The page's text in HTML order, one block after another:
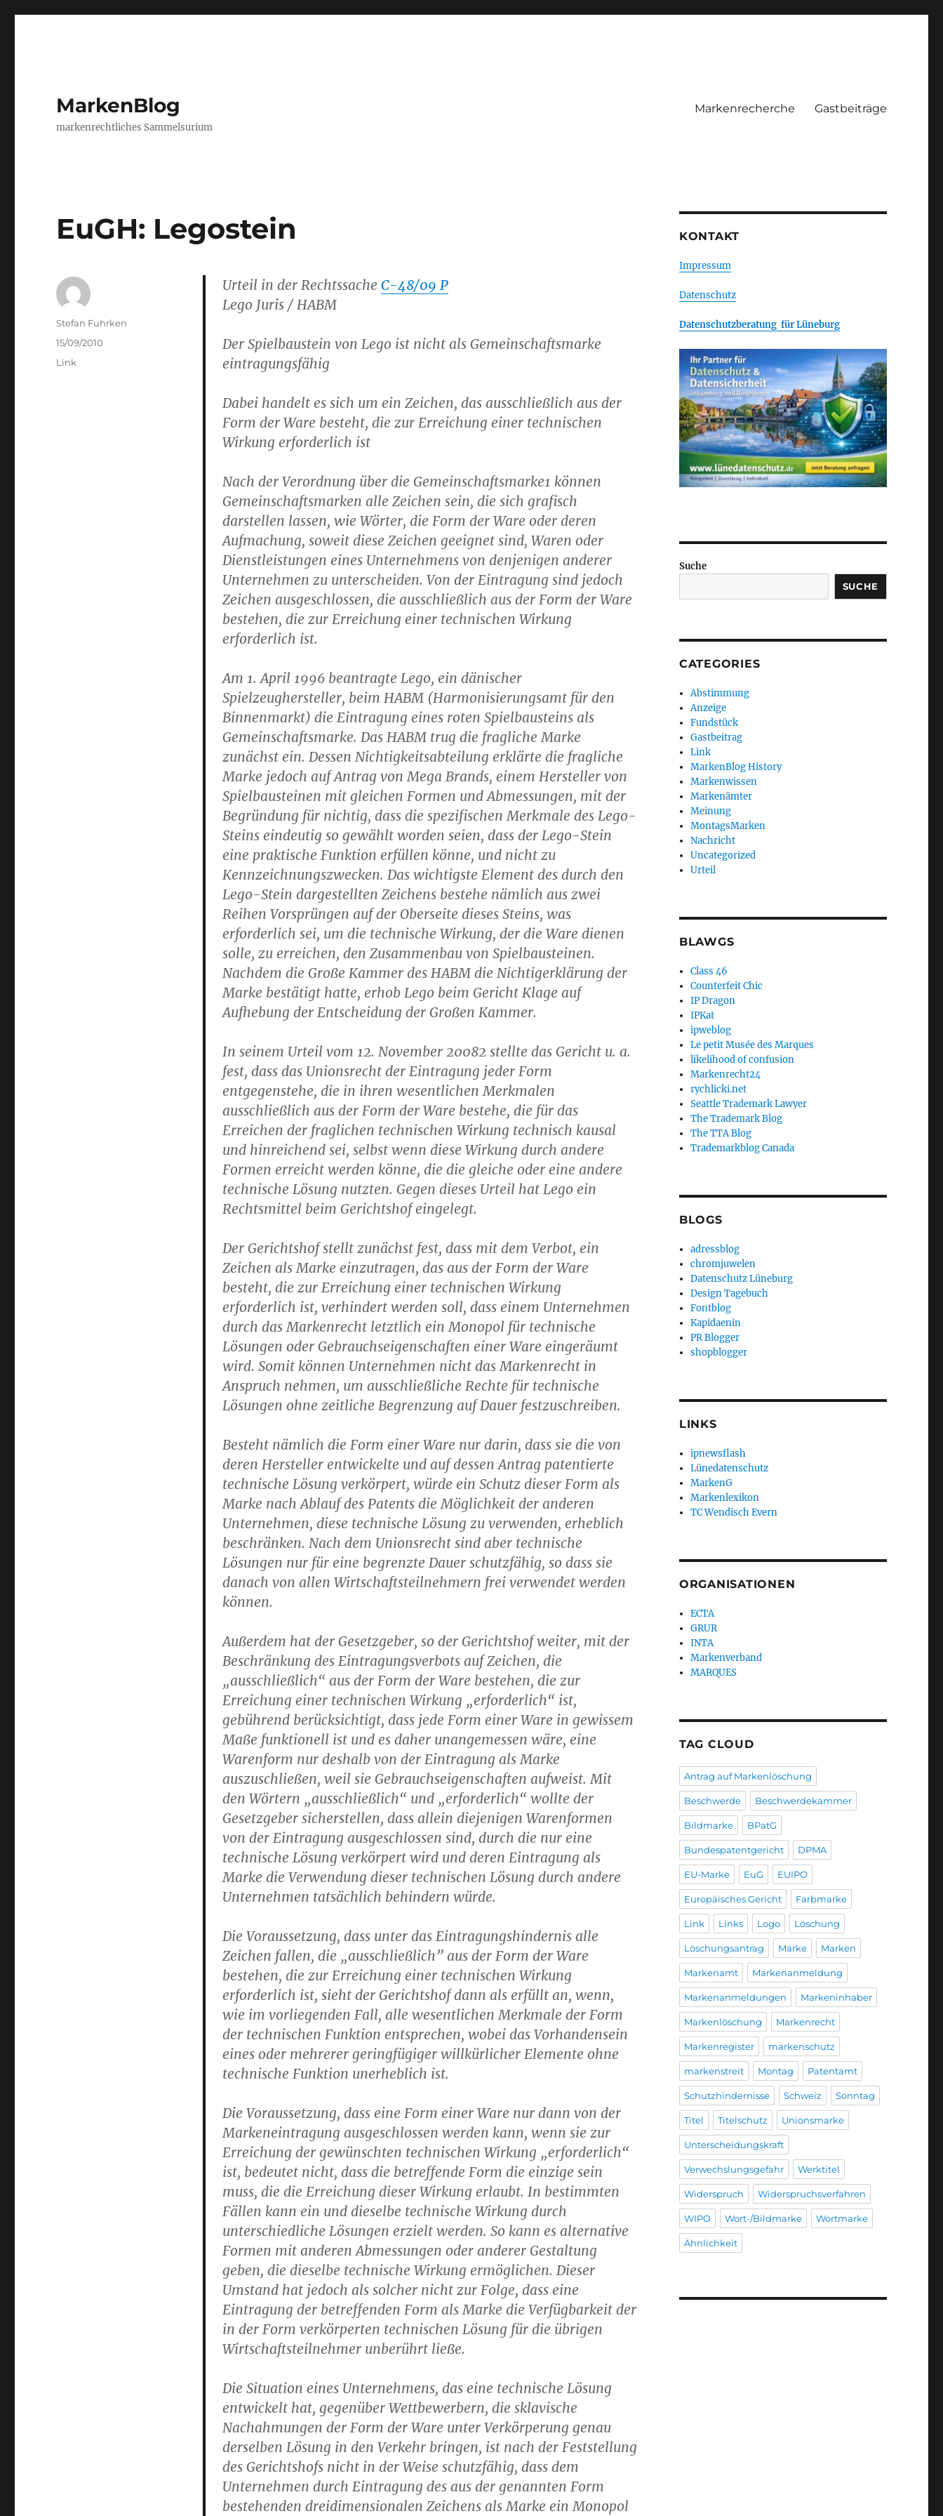
MarkenBlog
markenrechtliches Sammelsurium
Markenrecherche Gastbeiträge
EuGH: Legostein
Urteil in der Rechtssache C-48/09 P
Lego Juris / HABM
Der Spielbaustein von Lego ist nicht als Gemeinschaftsmarke
eintragungsfähig
Dabei handelt es sich um ein Zeichen, das ausschließlich aus der
Form der Ware besteht, die zur Erreichung einer technischen
Wirkung erforderlich ist
Nach der Verordnung über die Gemeinschaftsmarke1 können
Gemeinschaftsmarken alle Zeichen sein, die sich grafisch
darstellen lassen, wie Wörter, die Form der Ware oder deren
Aufmachung, soweit diese Zeichen geeignet sind, Waren oder
Dienstleistungen eines Unternehmens von denjenigen anderer
Unternehmen zu unterscheiden. Von der Eintragung sind jedoch
Zeichen ausgeschlossen, die ausschließlich aus der Form der Ware
bestehen, die zur Erreichung einer technischen Wirkung
erforderlich ist.
Am 1. April 1996 beantragte Lego, ein dänischer
Spielzeughersteller, beim HABM (Harmonisierungsamt für den
Binnenmarkt) die Eintragung eines roten Spielbausteins als
Gemeinschaftsmarke. Das HABM trug die fragliche Marke
zunächst ein. Dessen Nichtigkeitsabteilung erklärte die fragliche
Marke jedoch auf Antrag von Mega Brands, einem Hersteller von
Spielbausteinen mit gleichen Formen und Abmessungen, mit der
Begründung für nichtig, dass die spezifischen Merkmale des Lego-
Steins eindeutig so gewählt worden seien, dass der Lego-Stein
eine praktische Funktion erfüllen könne, und nicht zu
Kennzeichnungszwecken. Das wichtigste Element des durch den
Lego-Stein dargestellten Zeichens bestehe nämlich aus zwei
Reihen Vorsprüngen auf der Oberseite dieses Steins, was
erforderlich sei, um die technische Wirkung, der die Ware dienen
solle, zu erreichen, den Zusammenbau von Spielbausteinen.
Nachdem die Große Kammer des HABM die Nichtigerklärung der
Marke bestätigt hatte, erhob Lego beim Gericht Klage auf
Aufhebung der Entscheidung der Großen Kammer.
In seinem Urteil vom 12. November 20082 stellte das Gericht u. a.
fest, dass das Unionsrecht der Eintragung jeder Form
entgegenstehe, die in ihren wesentlichen Merkmalen
ausschließlich aus der Form der Ware bestehe, die für das
Erreichen der fraglichen technischen Wirkung technisch kausal
und hinreichend sei, selbst wenn diese Wirkung durch andere
Formen erreicht werden könne, die die gleiche oder eine andere
technische Lösung nutzten. Gegen dieses Urteil hat Lego ein
Rechtsmittel beim Gerichtshof eingelegt.
Der Gerichtshof stellt zunächst fest, dass mit dem Verbot, ein
Zeichen als Marke einzutragen, das aus der Form der Ware
besteht, die zur Erreichung einer technischen Wirkung
erforderlich ist, verhindert werden soll, dass einem Unternehmen
durch das Markenrecht letztlich ein Monopol für technische
Lösungen oder Gebrauchseigenschaften einer Ware eingeräumt
wird. Somit können Unternehmen nicht das Markenrecht in
Anspruch nehmen, um ausschließliche Rechte für technische
Lösungen ohne zeitliche Begrenzung auf Dauer festzuschreiben.
Besteht nämlich die Form einer Ware nur darin, dass sie die von
deren Hersteller entwickelte und auf dessen Antrag patentierte
technische Lösung verkörpert, würde ein Schutz dieser Form als
Marke nach Ablauf des Patents die Möglichkeit der anderen
Unternehmen, diese technische Lösung zu verwenden, erheblich
beschränken. Nach dem Unionsrecht sind aber technische
Lösungen nur für eine begrenzte Dauer schutzfähig, so dass sie
danach von allen Wirtschaftsteilnehmern frei verwendet werden
können.
Außerdem hat der Gesetzgeber, so der Gerichtshof weiter, mit der
Beschränkung des Eintragungsverbots auf Zeichen, die
„ausschließlich“ aus der Form der Ware bestehen, die zur
Erreichung einer technischen Wirkung „erforderlich“ ist,
gebührend berücksichtigt, dass jede Form einer Ware in gewissem
Maße funktionell ist und es daher unangemessen wäre, eine
Warenform nur deshalb von der Eintragung als Marke
auszuschließen, weil sie Gebrauchseigenschaften aufweist. Mit
den Wörtern „ausschließlich“ und „erforderlich“ wollte der
Gesetzgeber sicherstellen, dass allein diejenigen Warenformen
von der Eintragung ausgeschlossen sind, durch die nur eine
technische Lösung verkörpert wird und deren Eintragung als
Marke die Verwendung dieser technischen Lösung durch andere
Unternehmen tatsächlich behindern würde.
Die Voraussetzung, dass unter das Eintragungshindernis alle
Zeichen fallen, die „ausschließlich” aus der Form der Ware
bestehen, die zur Erreichung einer technischen Wirkung
erforderlich ist, sieht der Gerichtshof dann als erfüllt an, wenn,
wie im vorliegenden Fall, alle wesentlichen Merkmale der Form
der technischen Funktion entsprechen, wobei das Vorhandensein
eines oder mehrerer geringfügiger willkürlicher Elemente ohne
technische Funktion unerheblich ist.
Die Voraussetzung, dass eine Form einer Ware nur dann von der
Markeneintragung ausgeschlossen werden kann, wenn sie zur
Erreichung der gewünschten technischen Wirkung „erforderlich“
ist, bedeutet nicht, dass die betreffende Form die einzige sein
muss, die die Erreichung dieser Wirkung erlaubt. In bestimmten
Fällen kann ein und dieselbe technische Wirkung durch
unterschiedliche Lösungen erzielt werden. So kann es alternative
Formen mit anderen Abmessungen oder anderer Gestaltung
geben, die dieselbe technische Wirkung ermöglichen. Dieser
Umstand hat jedoch als solcher nicht zur Folge, dass eine
Eintragung der betreffenden Form als Marke die Verfügbarkeit der
in der Form verkörperten technischen Lösung für die übrigen
Wirtschaftsteilnehmer unberührt ließe.
Die Situation eines Unternehmens, das eine technische Lösung
entwickelt hat, gegenüber Wettbewerbern, die sklavische
Nachahmungen der Form der Ware unter Verkörperung genau
derselben Lösung in den Verkehr bringen, ist nach der Feststellung
des Gerichtshofs nicht in der Weise schutzfähig, dass dem
Unternehmen durch Eintragung des aus der genannten Form
bestehenden dreidimensionalen Zeichens als Marke ein Monopol
Author
Stefan Fuhrken
Posted
on
15/09/2010
Categories
Link
KONTAKT
Impressum
Datenschutz
Datenschutzberatung für Lüneburg
Suche
SUCHE
CATEGORIES
Abstimmung
Anzeige
Fundstück
Gastbeitrag
Link
MarkenBlog History
Markenwissen
Markenämter
Meinung
MontagsMarken
Nachricht
Uncategorized
Urteil
BLAWGS
Class 46
Counterfeit Chic
IP Dragon
IPKat
ipweblog
Le petit Musée des Marques
likelihood of confusion
Markenrecht24
rychlicki.net
Seattle Trademark Lawyer
The Trademark Blog
The TTA Blog
Trademarkblog Canada
BLOGS
adressblog
chromjuwelen
Datenschutz Lüneburg
Design Tagebuch
Fontblog
Kapidaenin
PR Blogger
shopblogger
LINKS
ipnewsflash
Lünedatenschutz
MarkenG
Markenlexikon
TC Wendisch Evern
ORGANISATIONEN
ECTA
GRUR
INTA
Markenverband
MARQUES
TAG CLOUD
Antrag auf Markenlöschung
Beschwerde Beschwerdekammer
Bildmarke BPatG
Bundespatentgericht DPMA
EU-Marke EuG EUIPO
Europäisches Gericht Farbmarke
Link Links Logo Löschung
Löschungsantrag Marke Marken
Markenamt Markenanmeldung
Markenanmeldungen Markeninhaber
Markenlöschung Markenrecht
Markenregister markenschutz
markenstreit Montag Patentamt
Schutzhindernisse Schweiz Sonntag
Titel Titelschutz Unionsmarke
Unterscheidungskraft
Verwechslungsgefahr Werktitel
Widerspruch Widerspruchsverfahren
WIPO Wort-/Bildmarke Wortmarke
Ähnlichkeit